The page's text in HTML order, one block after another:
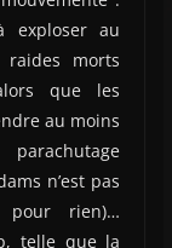
exploser au
raides morts
que les
au moins
n’est pas
pour rien)…
telle que la